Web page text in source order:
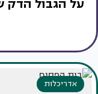
על הגבול הדק
אדריכלות